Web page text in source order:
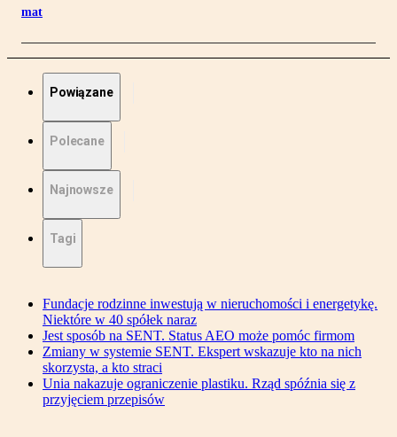
mat
Powiązane
Polecane
Najnowsze
Tagi
Fundacje rodzinne inwestują w nieruchomości i energetykę.
Niektóre w 40 spółek naraz
Jest sposób na SENT. Status AEO może pomóc firmom
Zmiany w systemie SENT. Ekspert wskazuje kto na nich
skorzysta, a kto straci
Unia nakazuje ograniczenie plastiku. Rząd spóźnia się z
przyjęciem przepisów